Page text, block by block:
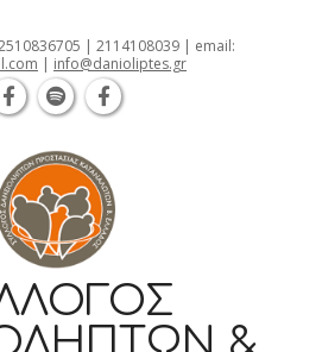
| 2114108039 | email:
| info@danioliptes.gr